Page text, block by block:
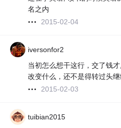
名之内
2015-02-04
iversonfor2
当初怎么想干这行，交了钱
改变什么，还不是得转过头继
2015-02-03
tuibian2015